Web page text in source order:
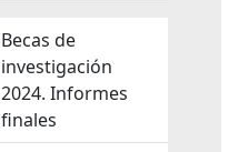
Becas de
investigación
2024. Informes
finales